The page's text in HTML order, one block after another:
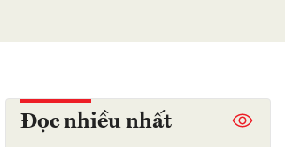
Đọc nhiều nhất